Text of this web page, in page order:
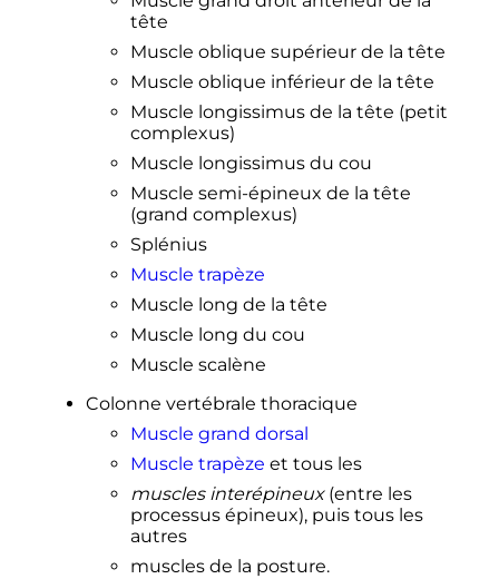
tête
Muscle oblique supérieur de la tête
Muscle oblique inférieur de la tête
Muscle longissimus de la tête (petit
complexus)
Muscle longissimus du cou
Muscle semi-épineux de la tête
(grand complexus)
Splénius
Muscle trapèze
Muscle long de la tête
Muscle long du cou
Muscle scalène
Colonne vertébrale thoracique
Muscle grand dorsal
Muscle trapèze et tous les
muscles interépineux(entre les
processus épineux), puis tous les
autres
muscles de la posture.